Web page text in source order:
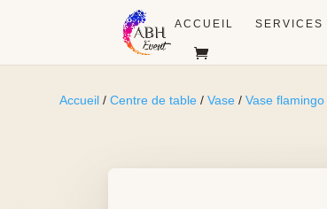
ACCUEIL SERVICES
Accueil /Centre de table /Vase /Vase flamingo